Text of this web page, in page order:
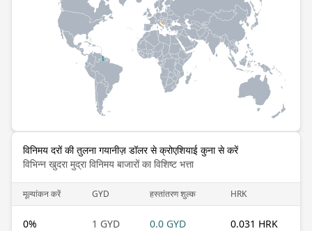
विनिमय दरों की तुलना गयानीज़ डॉलर से क्रोएशियाई कुना से करें
विभिन्न खुदरा मुद्रा विनिमय बाजारों का विशिष्ट भत्ता
मूल्यांकन करें GYD हस्तांतरण शुल्क HRK
0% 1 GYD 0.0 GYD 0.031 HRK